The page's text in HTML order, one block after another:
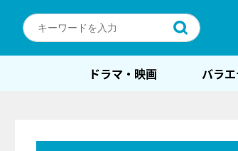
ドラマ・映画 バラエ